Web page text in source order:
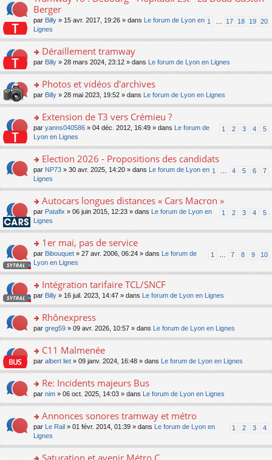
nt
pl
u
s
ré
c
e
nt
n
o
n
lu
le
u
s
ré
c
e
s
g
o
n
lu
pl
u
s
ré
c
e
le
m
e
s
s
a
e
o
n
lu
pl
u
s
ré
c
e
nt
n
ult
er
le
m
e
s
a
g
e
n
o
n
pl
u
s
ré
c
nt
Berger
1 17 18 19 20
par Billy » 15 avr. 2017, 19:26 » dans
Le forum de Lyon en
Lignes
o
n
ult
er
le
m
e
s
g
e
n
o
n
le
s
ré
e
Déraillement tramway
par Billy » 28 mars 2024, 23:12 » dans Le forum de Lyon en Lignes
o
n
ult
er
le
m
e
s
s
e
n
o
n
lu
pl
ré
c
e
Photos et vidéos d'archives
par Billy » 28 mai 2023, 19:52 » dans Le forum de Lyon en Lignes
o
s
er
le
m
e
s
s
a
n
o
n
lu
le
u
ré
c
e
Extension de T3 vers Crémieu ?
1 2 3 4 5
par yanns040586 » 04 déc. 2012, 16:49 » dans
Le forum de
Lyon en Lignes
o
s
er
le
m
e
s
s
a
n
o
n
lu
pl
s
ré
c
nt
Election 2026 - Propositions des candidats
1 4 5 6 7
par NP73 » 30 avr. 2025, 14:20 » dans
Le forum de Lyon en
Lignes
o
s
er
le
m
e
s
s
e
n
o
n
le
u
s
ré
e
nt
Autocars longues distances « Cars Macron »
1 2 3 4 5
par Patafix » 06 juin 2015, 12:23 » dans
Le forum de Lyon en
Lignes
o
s
er
le
m
e
s
g
e
n
o
lu
pl
u
ré
1er mai, pas de service
1 7 8 9 10
par Bibouquet » 27 avr. 2006, 06:24 » dans
Le forum de
Lyon en Lignes
o
n
ult
er
le
m
e
a
g
e
n
n
Intégration tarifaire TCL/SNCF
par Billy » 16 juil. 2023, 14:47 » dans Le forum de Lyon en Lignes
o
n
ult
er
le
m
e
a
g
e
n
o
Rhônexpress
par greg59 » 09 avr. 2026, 10:57 » dans Le forum de Lyon en Lignes
o
n
ult
er
le
m
e
s
C11 Malmenée
par albert liet » 09 janv. 2024, 16:48 » dans Le forum de Lyon en Lignes
o
n
ult
er
le
m
e
Re: Incidents majeurs Bus
par nim » 06 oct. 2025, 14:03 » dans Le forum de Lyon en Lignes
o
s
Annonces sonores tramway et métro
1 2 3 4
par Le Rail » 01 févr. 2014, 01:39 » dans
Le forum de Lyon en
Lignes